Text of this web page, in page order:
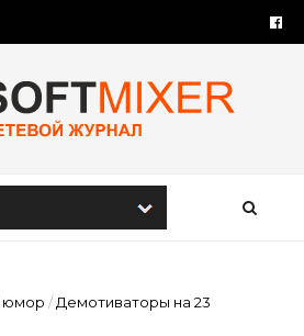
юмор / Демотиваторы на 23